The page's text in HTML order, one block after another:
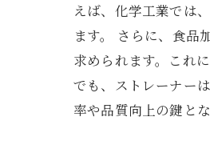
えば、化学工業では
ます。 さらに、食品
求められます。これ
でも、ストレーナー
率や品質向上の鍵とな